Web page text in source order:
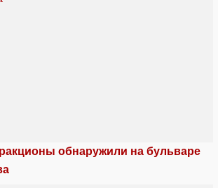
обнаружили на бульваре